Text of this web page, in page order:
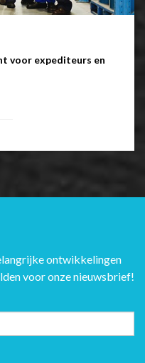
voor expediteurs en
ontwikkelingen
voor onze nieuwsbrief!